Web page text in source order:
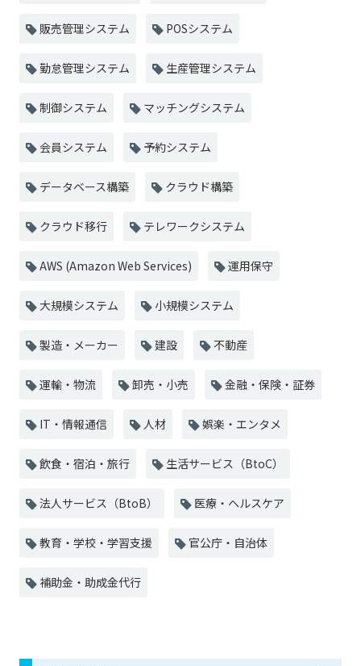
販売管理システム POSシステム
勤怠管理システム 生産管理システム
制御システム マッチングシステム
会員システム 予約システム
データベース構築 クラウド構築
クラウド移行 テレワークシステム
AWS (Amazon Web Services) 運用保守
大規模システム 小規模システム
製造・メーカー 建設 不動産
運輸・物流 卸売・小売 金融・保険・証券
IT・情報通信 人材 娯楽・エンタメ
飲食・宿泊・旅行 生活サービス（BtoC）
法人サービス（BtoB） 医療・ヘルスケア
教育・学校・学習支援 官公庁・自治体
補助金・助成金代行